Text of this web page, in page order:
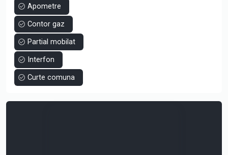
Apometre
Contor gaz
Partial mobilat
Interfon
Curte comuna